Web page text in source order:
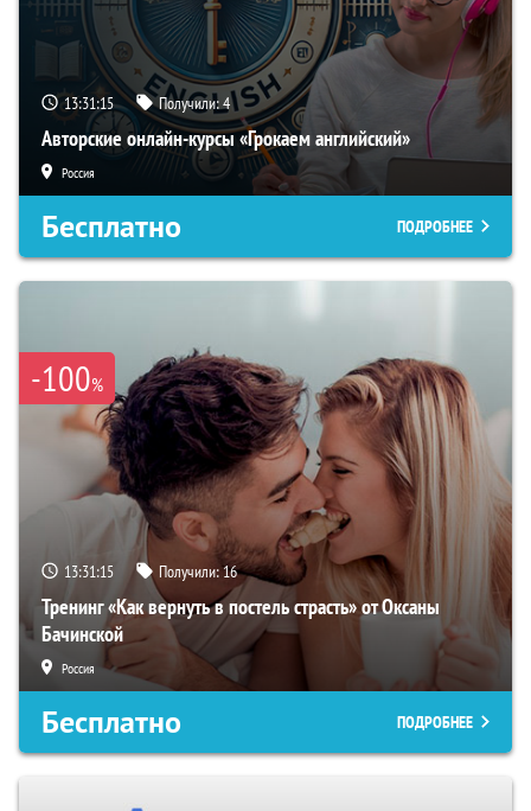
13:31:14 Получили:4
Авторские онлайн-курсы «Грокаем английский»
Россия
Бесплатно ПОДРОБНЕЕ
-100%
13:31:14 Получили:16
Тренинг «Как вернуть в постель страсть» от Оксаны
Бачинской
Россия
Бесплатно ПОДРОБНЕЕ